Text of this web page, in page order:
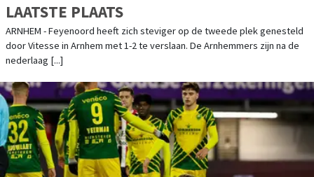
LAATSTE PLAATS
ARNHEM - Feyenoord heeft zich steviger op de tweede plek genesteld
door Vitesse in Arnhem met 1-2 te verslaan. De Arnhemmers zijn na de
nederlaag [...]